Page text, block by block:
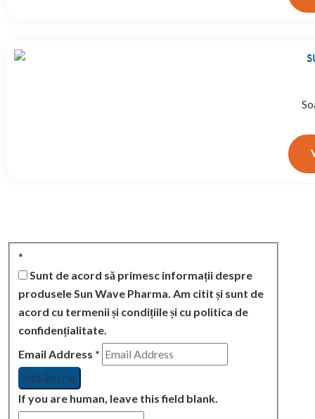
*
Sunt de acord să primesc informații despre
produsele Sun Wave Pharma. Am citit și sunt de
acord cu termenii și condițiile și cu politica de
confidențialitate.
Email Address *
If you are human, leave this field blank.